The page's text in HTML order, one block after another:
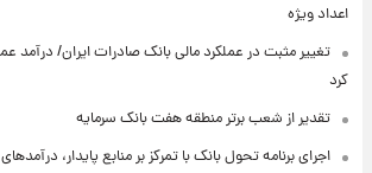
اعداد ویژه
کرد
تقدیر از شعب برتر منطقه هفت بانک سرمایه
اجرای برنامه تحول بانک با تمرکز بر منابع پایدار،